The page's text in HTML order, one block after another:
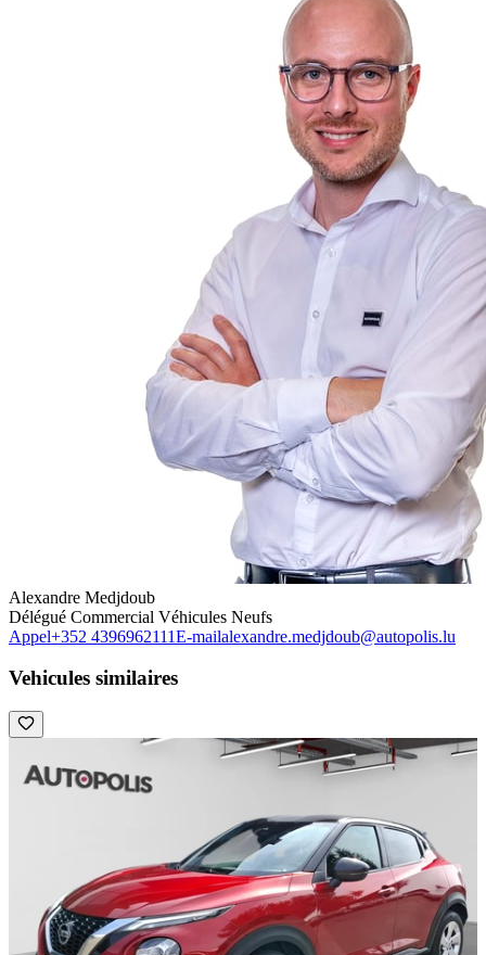
Alexandre Medjdoub
Délégué Commercial Véhicules Neufs
Appel+352 4396962111E-mailalexandre.medjdoub@autopolis.lu
Vehicules similaires